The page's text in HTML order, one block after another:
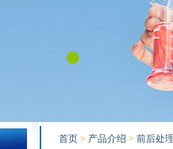
首页 > 产品介绍 > 前后处